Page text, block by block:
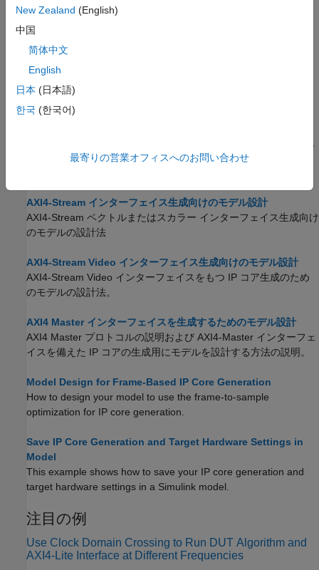
に同期するためのロジックを自動的に挿入する方法を説明しま
す。
Enable Clock Domain Crossing on AXI4-Lite Interfaces
Connect different clock signals to IP core DUT and AXI4-Lite
interfaces.
Map Bus Data Types to a Register Interface
interface, generate an HDL IP core with a AXI4 Master interface,
perform matrix multiplication in an HDL IP core, and write the
AXI4-Stream インターフェイス生成向けのモデル設計
AXI4-Stream ベクトルまたはスカラー インターフェイス生成向け
のモデルの設計法
AXI4-Stream Video インターフェイス生成向けのモデル設計
AXI4-Stream Video インターフェイスをもつ IP コア生成のため
のモデルの設計法。
AXI4 Master インターフェイスを生成するためのモデル設計
AXI4 Master プロトコルの説明および AXI4-Master インターフェ
イスを備えた IP コアの生成用にモデルを設計する方法の説明。
Model Design for Frame-Based IP Core Generation
How to design your model to use the frame-to-sample
optimization for IP core generation.
Save IP Core Generation and Target Hardware Settings in
Model
This example shows how to save your IP core generation and
target hardware settings in a Simulink model.
注目の例
Use Clock Domain Crossing to Run DUT Algorithm and
AXI4-Lite Interface at Different Frequencies
New Zealand (English)
中国
简体中文
English
日本 (日本語)
한국 (한국어)
最寄りの営業オフィスへのお問い合わせ